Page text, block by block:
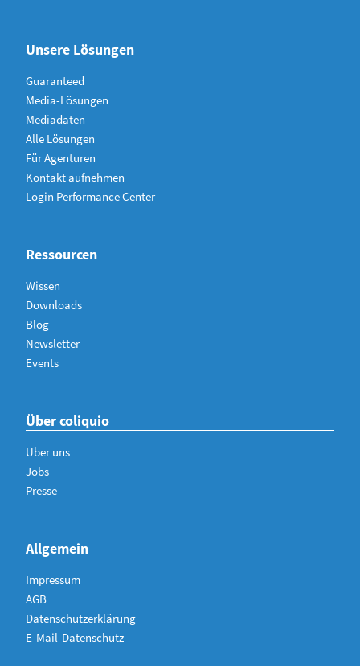
Unsere Lösungen
Guaranteed
Media-Lösungen
Mediadaten
Alle Lösungen
Für Agenturen
Kontakt aufnehmen
Login Performance Center
Ressourcen
Wissen
Downloads
Blog
Newsletter
Events
Über coliquio
Über uns
Jobs
Presse
Allgemein
Impressum
AGB
Datenschutzerklärung
E-Mail-Datenschutz